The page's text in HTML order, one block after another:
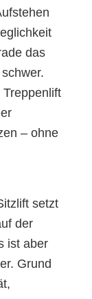
das
– ohne
setzt
der
ist aber
Grund